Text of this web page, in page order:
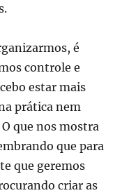
é
controle e
estar mais
prática nem
que nos mostra
que para
que geremos
criar as